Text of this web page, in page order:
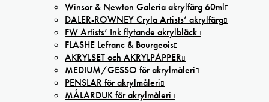
Winsor & Newton Galeria akrylfärg 60ml
DALER-ROWNEY Cryla Artists’ akrylfärg
FW Artists’ Ink flytande akrylbläck
FLASHE Lefranc & Bourgeois
AKRYLSET och AKRYLPAPPER
MEDIUM/GESSO för akrylmåleri
PENSLAR för akrylmåleri
MÅLARDUK för akrylmåleri